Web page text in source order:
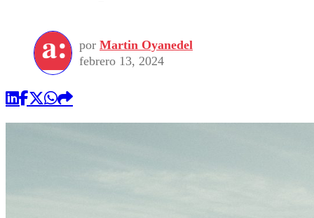
por Martin Oyanedel
febrero 13, 2024